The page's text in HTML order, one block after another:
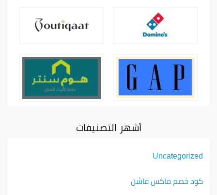
أشهر التصنيفات
Uncategorized
كود خصم ماكس فاشن